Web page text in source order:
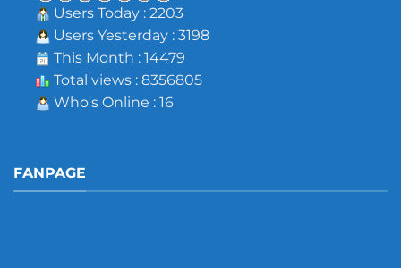
Users Today : 2203
Users Yesterday : 3198
This Month : 14479
Total views : 8356805
Who's Online : 16
FANPAGE